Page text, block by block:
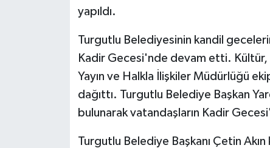
yapıldı.
Turgutlu Belediyesinin kandil
Kadir Gecesi'nde devam etti. Kültür,
Yayın ve Halkla İlişkiler Müdürlüğü
dağıttı. Turgutlu Belediye Başkan
bulunarak vatandaşların Kadir
Turgutlu Belediye Başkanı Çetin